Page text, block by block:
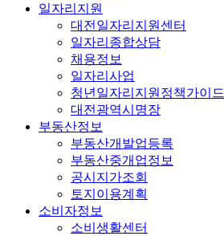
일자리지원
대전일자리지원센터
일자리종합상담
채용정보
일자리사업
청년일자리지원정책가이드
대전광역시명장
부동산정보
부동산개발업등록
부동산중개업정보
공시지가조회
토지이용계획
소비자정보
소비생활센터